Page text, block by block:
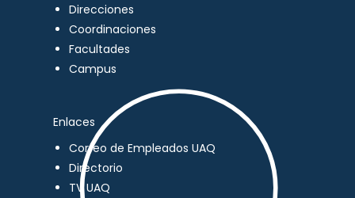
Direcciones
Coordinaciones
Facultades
Campus
Enlaces
Correo de Empleados UAQ
Directorio
TV UAQ